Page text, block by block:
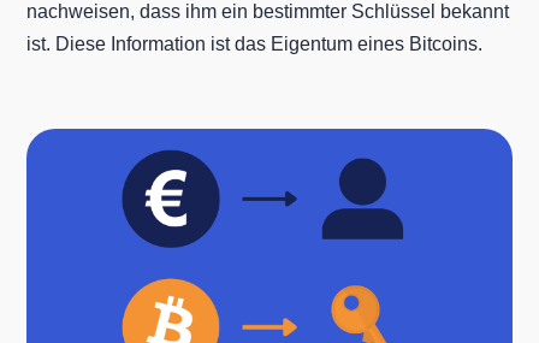
nachweisen, dass ihm ein bestimmter Schlüssel bekannt
ist. Diese Information ist das Eigentum eines Bitcoins.